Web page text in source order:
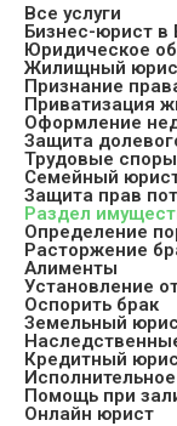
Все услуги
Бизнес-юрист в
Юридическое
Жилищный
Признание
Приватизация
Оформление
Защита
Трудовые споры
Семейный
Защита прав
Раздел
Определение
Расторжение
Алименты
Установление
Оспорить брак
Земельный
Кредитный
Помощь при
Онлайн юрист